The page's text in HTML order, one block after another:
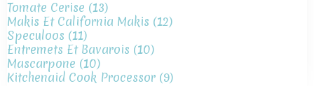
Tomate Cerise (13)
Makis Et California Makis (12)
Speculoos (11)
Entremets Et Bavarois (10)
Mascarpone (10)
Kitchenaid Cook Processor (9)